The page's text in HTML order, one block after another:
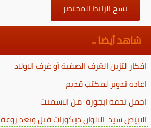
نسخ الرابط المختصر
شاهد أيضا ..
افكار لتزين الغرف الصفية أو غرف الاولاد
اعاده تدوير لمكتب قديم
اجمل تحفة ابجورة من الاسمنت
الابيض سيد الالوان ديكورات قبل وبعد روعة